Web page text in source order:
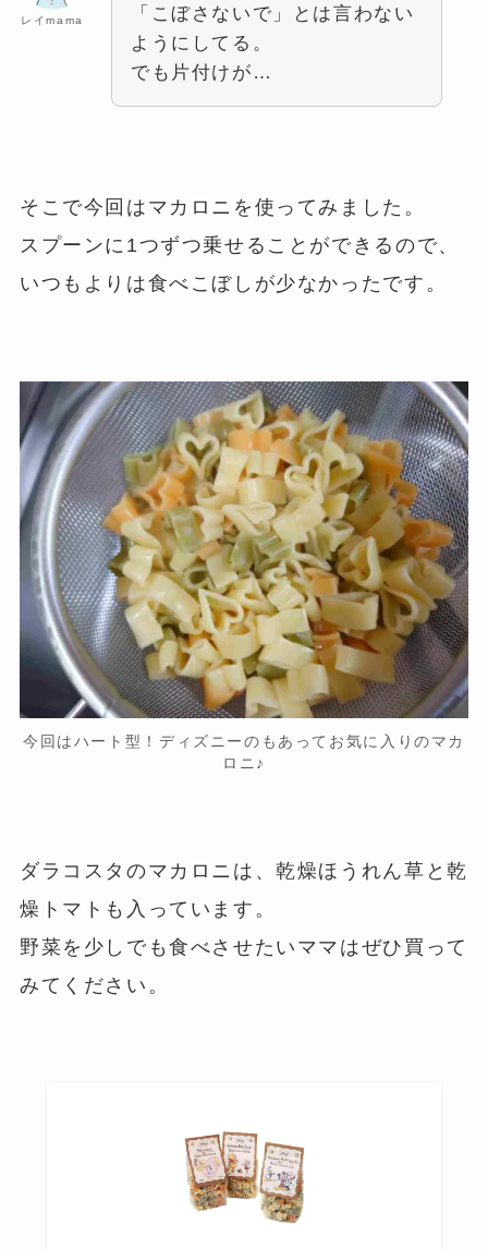
レイmama
「こぼさないで」とは言わない
ようにしてる。
でも片付けが…
そこで今回はマカロニを使ってみました。
スプーンに1つずつ乗せることができるので、
いつもよりは食べこぼしが少なかったです。
今回はハート型！ディズニーのもあってお気に入りのマカ
ロニ♪
ダラコスタのマカロニは、乾燥ほうれん草と乾
燥トマトも入っています。
野菜を少しでも食べさせたいママはぜひ買って
みてください。